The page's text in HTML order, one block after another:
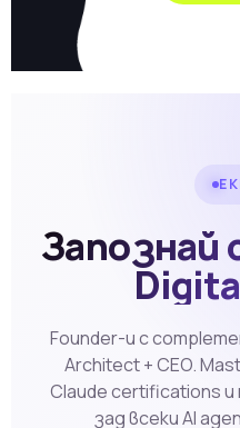
Запознай
Founder-и с
Architect + CEO.
Claude certifications и
зад всеки AI